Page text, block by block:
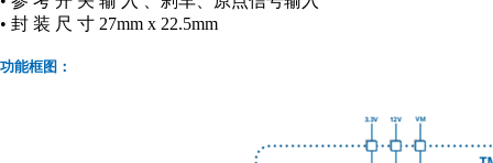
• 封 装 尺 寸 27mm x 22.5mm
功能框图：